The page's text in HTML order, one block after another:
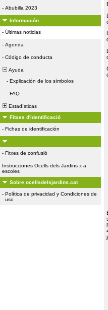
- Abubilla 2023
Información
- Últimas noticias
- Agenda
- Código de conducta
Ayuda
- Explicación de los símbolos
- FAQ
Estadísticas
Fitxes d'identificació
- Fichas de identificación
- Fitxes de confusió
Instrucciones Ocells dels Jardins x a
escoles
Sobre ocellsdelsjardins.cat
- Política de privacidad y Condiciones de
uso